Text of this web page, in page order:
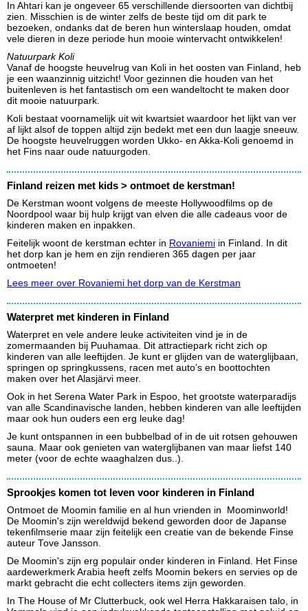
In Ahtari kan je ongeveer 65 verschillende diersoorten van dichtbij
zien. Misschien is de winter zelfs de beste tijd om dit park te
bezoeken, ondanks dat de beren hun winterslaap houden, omdat
vele dieren in deze periode hun mooie wintervacht ontwikkelen!
Natuurpark Koli
Vanaf de hoogste heuvelrug van Koli in het oosten van Finland, heb
je een waanzinnig uitzicht! Voor gezinnen die houden van het
buitenleven is het fantastisch om een wandeltocht te maken door
dit mooie natuurpark.
Koli bestaat voornamelijk uit wit kwartsiet waardoor het lijkt van ver
af lijkt alsof de toppen altijd zijn bedekt met een dun laagje sneeuw.
De hoogste heuvelruggen worden Ukko- en Akka-Koli genoemd in
het Fins naar oude natuurgoden.
Finland reizen met kids > ontmoet de kerstman!
De Kerstman woont volgens de meeste Hollywoodfilms op de
Noordpool waar bij hulp krijgt van elven die alle cadeaus voor de
kinderen maken en inpakken.
Feitelijk woont de kerstman echter in Rovaniemi in Finland. In dit
het dorp kan je hem en zijn rendieren 365 dagen per jaar
ontmoeten!
Lees meer over Rovaniemi het dorp van de Kerstman
Waterpret met kinderen in Finland
Waterpret en vele andere leuke activiteiten vind je in de
zomermaanden bij Puuhamaa. Dit attractiepark richt zich op
kinderen van alle leeftijden. Je kunt er glijden van de waterglijbaan,
springen op springkussens, racen met auto’s en boottochten
maken over het Alasjärvi meer.
Ook in het Serena Water Park in Espoo, het grootste waterparadijs
van alle Scandinavische landen, hebben kinderen van alle leeftijden
maar ook hun ouders een erg leuke dag!
Je kunt ontspannen in een bubbelbad of in de uit rotsen gehouwen
sauna. Maar ook genieten van waterglijbanen van maar liefst 140
meter (voor de echte waaghalzen dus..).
Sprookjes komen tot leven voor kinderen in Finland
Ontmoet de Moomin familie en al hun vrienden in Moominworld!
De Moomin's zijn wereldwijd bekend geworden door de Japanse
tekenfilmserie maar zijn feitelijk een creatie van de bekende Finse
auteur Tove Jansson.
De Moomin's zijn erg populair onder kinderen in Finland. Het Finse
aardewerkmerk Arabia heeft zelfs Moomin bekers en servies op de
markt gebracht die echt collecters items zijn geworden.
In The House of Mr Clutterbuck, ook wel Herra Hakkaraisen talo, in